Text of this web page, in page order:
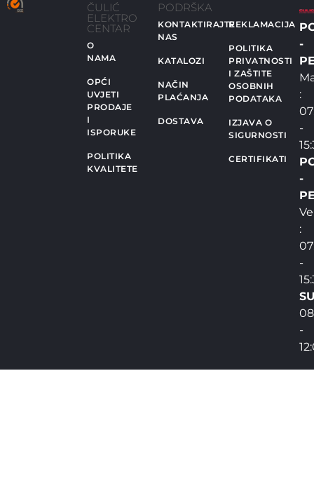
ČULIĆ
ELEKTRO
CENTAR
O
NAMA
OPĆI
UVJETI
PRODAJE
I
ISPORUKE
POLITIKA
KVALITETE
PODRŠKA
KONTAKTIRAJTE
NAS
KATALOZI
NAČIN
PLAĆANJA
DOSTAVA
REKLAMACIJA
POLITIKA
PRIVATNOSTI
I ZAŠTITE
OSOBNIH
PODATAKA
IZJAVA O
SIGURNOSTI
CERTIFIKATI
-
:
-
-
:
-
-